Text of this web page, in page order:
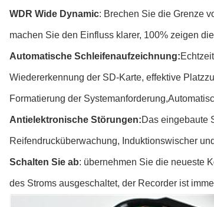
WDR Wide Dynamic: Brechen Sie die Grenze
machen Sie den Einfluss klarer, 100% zeigen
Automatische Schleifenaufzeichnung:
Wiedererkennung der SD-Karte, effektive
Formatierung der
Antielektronische Störungen:Das eingebaute
Reifendrucküberwachung, Induktionswischer
Schalten Sie ab: übernehmen Sie die neueste
des Stroms ausgeschaltet, der Recorder ist